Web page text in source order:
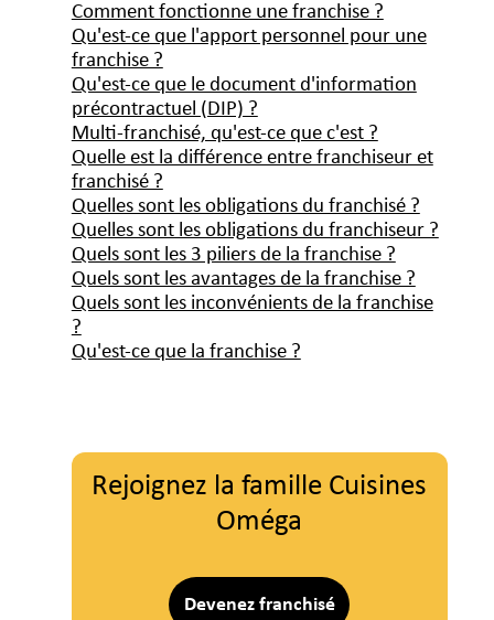
Comment fonctionne une franchise ?
Qu'est-ce que l'apport personnel pour une
franchise ?
Qu'est-ce que le document d'information
précontractuel (DIP) ?
Multi-franchisé, qu'est-ce que c'est ?
Quelle est la différence entre franchiseur et
franchisé ?
Quelles sont les obligations du franchisé ?
Quelles sont les obligations du franchiseur ?
Quels sont les 3 piliers de la franchise ?
Quels sont les avantages de la franchise ?
Quels sont les inconvénients de la franchise
?
Qu'est-ce que la franchise ?
Rejoignez la famille Cuisines
Oméga
Devenez franchisé